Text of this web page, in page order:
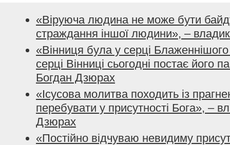
«Віруюча людина не може бути
страждання іншої людини», –
«Вінниця була у серці
серці Вінниці сьогодні постає його
Богдан Дзюрах
«Ісусова молитва походить із
перебувати у присутності Бога», –
Дзюрах
«Постійно відчуваю невидиму